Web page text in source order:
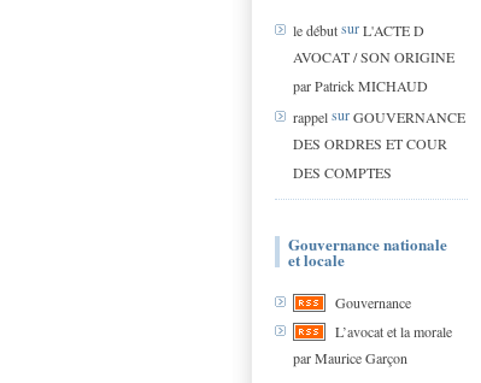
le débutsurL'ACTE D
AVOCAT / SON ORIGINE
par Patrick MICHAUD
rappelsurGOUVERNANCE
DES ORDRES ET COUR
DES COMPTES
Gouvernance nationale
et locale
Gouvernance
L’avocat et la morale
par Maurice Garçon